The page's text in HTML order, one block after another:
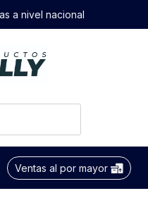
a nivel nacional
Ventas al por mayor